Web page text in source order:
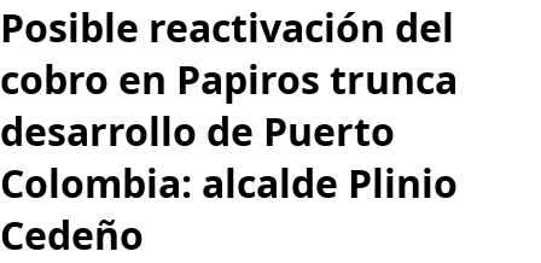
Posible reactivación del
cobro en Papiros trunca
desarrollo de Puerto
Colombia: alcalde Plinio
Cedeño